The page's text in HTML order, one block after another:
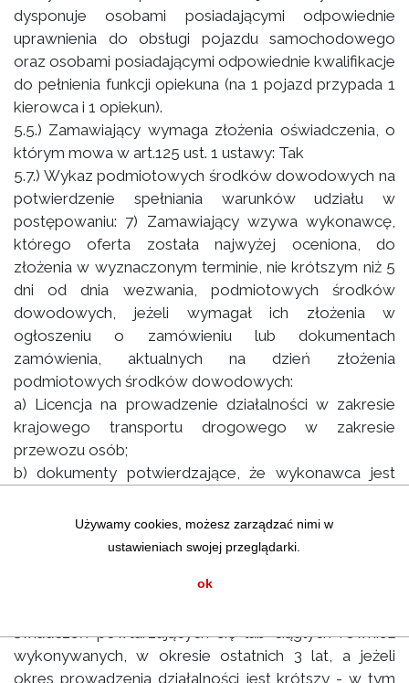
Używamy cookies, możesz zarządzać nimi w
ustawieniach swojej przeglądarki.
ok
dysponuje osobami posiadającymi odpowiednie
uprawnienia do obsługi pojazdu samochodowego
oraz osobami posiadającymi odpowiednie kwalifikacje
do pełnienia funkcji opiekuna (na 1 pojazd przypada 1
kierowca i 1 opiekun).
5.5.) Zamawiający wymaga złożenia oświadczenia, o
którym mowa w art.125 ust. 1 ustawy: Tak
5.7.) Wykaz podmiotowych środków dowodowych na
potwierdzenie spełniania warunków udziału w
postępowaniu: 7) Zamawiający wzywa wykonawcę,
którego oferta została najwyżej oceniona, do
złożenia w wyznaczonym terminie, nie krótszym niż 5
dni od dnia wezwania, podmiotowych środków
dowodowych, jeżeli wymagał ich złożenia w
ogłoszeniu o zamówieniu lub dokumentach
zamówienia, aktualnych na dzień złożenia
podmiotowych środków dowodowych:
a) Licencja na prowadzenie działalności w zakresie
krajowego transportu drogowego w zakresie
przewozu osób;
b) dokumenty potwierdzające, że wykonawca jest
zakresie prowadzonej działalności związanej z
przedmiotem zamówienia na sumę gwarancyjną nie
świadczeń powtarzających się lub ciągłych również
wykonywanych, w okresie ostatnich 3 lat, a jeżeli
okres prowadzenia działalności jest krótszy - w tym